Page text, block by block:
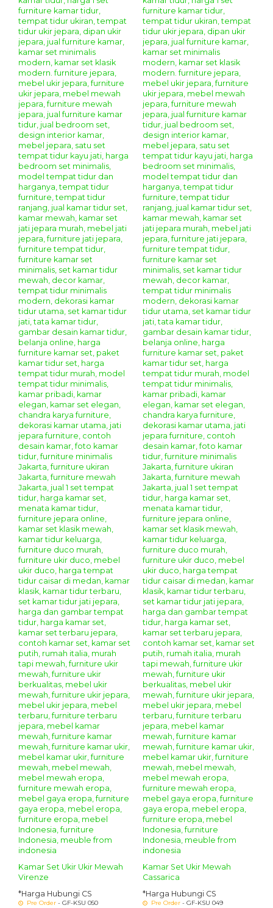
Kamar Set Ukir Ukir Mewah
Virenze
*Harga Hubungi CS
Pre Order - GF-KSU 050
Kamar Set Ukir Mewah
Cassarica
*Harga Hubungi CS
Pre Order - GF-KSU 049